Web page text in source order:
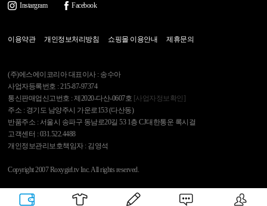
Instargram Facebook
이용약관 개인정보처리방침 쇼핑몰 이용안내 제휴문의
(주)에스에이코리아 대표이사 : 송수아
사업자등록번호 : 215-87-97374
통신판매업신고번호 : 제2020-다산-0607호 [사업자정보확인]
주소 : 경기도 남양주시 가운로153 (다산동)
반품주소 : 서울시 송파구 동남로20길 53 1층 CJ대한통운 록시걸
고객센터 : 031.522.4488
개인정보관리보호책임자 : 김영석
Copyright 2007 Roxygirl.tv Inc. All rights reserved.
록시걸 PC Ver